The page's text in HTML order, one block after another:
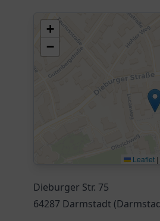
+
−
Leaflet |
Dieburger Str. 75
64287 Darmstadt